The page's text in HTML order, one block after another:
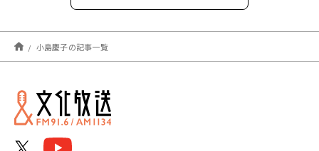
2026年08月
2026年07月
2026年06月
小島慶子の記事一覧